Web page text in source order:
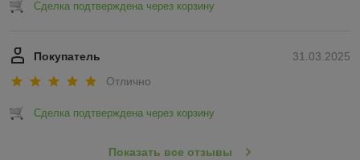
Сделка подтверждена через корзину
31.03.2025
Покупатель
Отлично
Сделка подтверждена через корзину
Показать все отзывы